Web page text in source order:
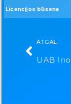
Licencijos būsena
ATGAL